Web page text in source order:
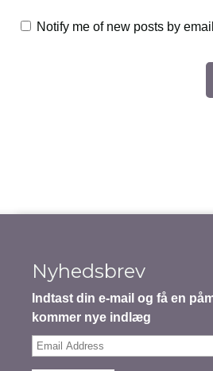
Notify me of new posts by
Nyhedsbrev
Indtast din e-mail og få en
kommer nye indlæg
Email